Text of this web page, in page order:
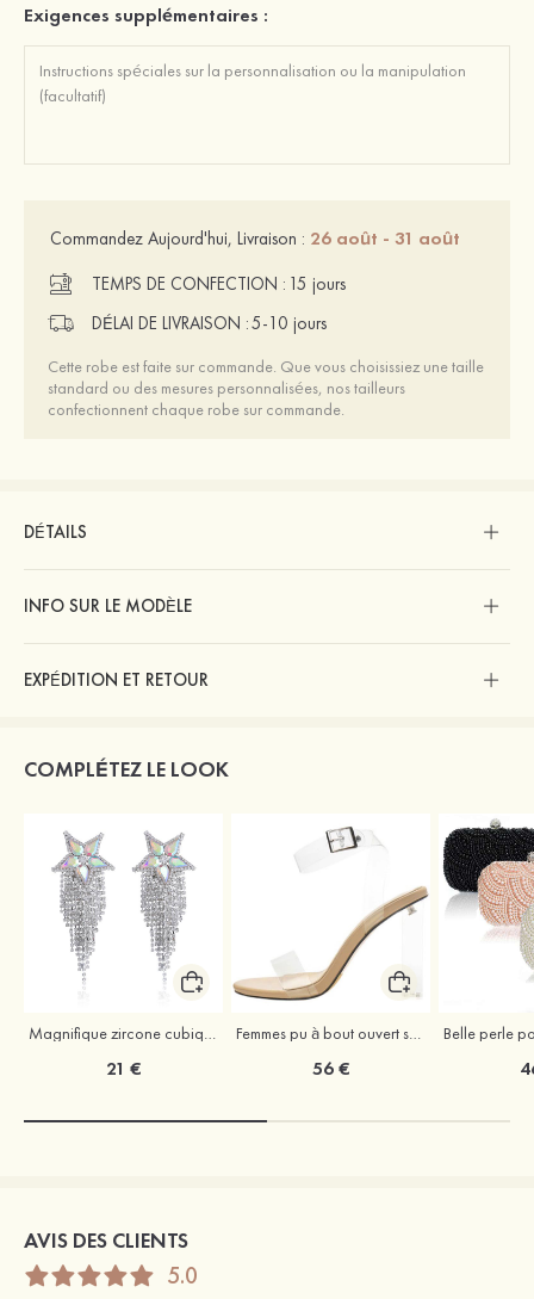
Exigences supplémentaires :
Commandez Aujourd'hui, Livraison : 26 août - 31 août
TEMPS DE CONFECTION : 15 jours
DÉLAI DE LIVRAISON :5-10 jours
Cette robe est faite sur commande. Que vous choisissiez une taille
standard ou des mesures personnalisées, nos tailleurs
confectionnent chaque robe sur commande.
DÉTAILS
INFO SUR LE MODÈLE
EXPÉDITION ET RETOUR
COMPLÉTEZ LE LOOK
Magnifique zircone cubique strass boucles d'oreilles
21 €
Femmes pu à bout ouvert sandales escarpins talon bottier outdoor chaussure
56 €
AVIS DES CLIENTS
5.0